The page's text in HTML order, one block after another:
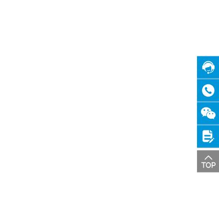
在线
客服
咨询
热线
关注
微信
投诉
建议